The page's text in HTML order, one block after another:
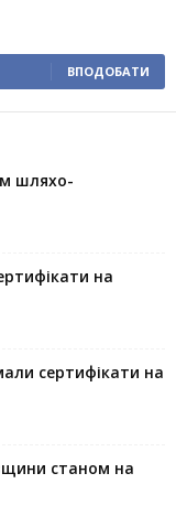
ВПОДОБАТИ
шляхо-
на
сертифікати на
станом на